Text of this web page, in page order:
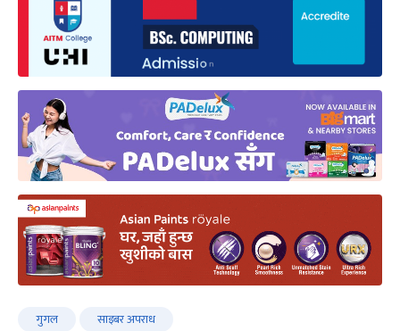
गुगल साइबर अपराध